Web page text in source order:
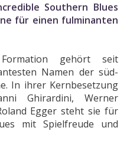
Southern Blues
für einen fulminanten
gehört seit
Namen der süd-
In ihrer Kernbesetzung
Ghirardini, Werner
Egger steht sie für
mit Spielfreude und